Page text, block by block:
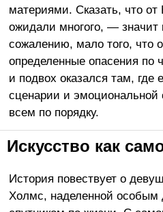
материями. Сказать, что от
ожидали многого, — значит
сожалению, мало того, что
определенные опасения по
и подвох оказался там,
сценарии и
всем по порядку.
Искусство как
История повествует о
Холмс, наделенной